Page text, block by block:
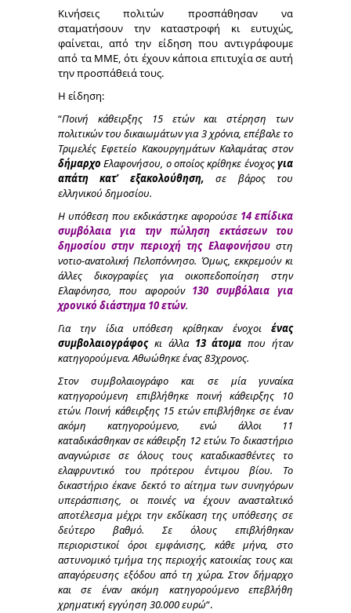
Κινήσεις πολιτών προσπάθησαν να
σταματήσουν την καταστροφή κι ευτυχώς,
φαίνεται, από την είδηση που αντιγράφουμε
από τα ΜΜΕ, ότι έχουν κάποια επιτυχία σε αυτή
την προσπάθειά τους.
Η είδηση:
“Ποινή κάθειρξης 15 ετών και στέρηση των
πολιτικών του δικαιωμάτων για 3 χρόνια, επέβαλε το
Τριμελές Εφετείο Κακουργημάτων Καλαμάτας στον
δήμαρχο Ελαφονήσου, ο οποίος κρίθηκε ένοχοςγια
απάτη κατ’ εξακολούθηση, σε βάρος του
ελληνικού δημοσίου.
Η υπόθεση που εκδικάστηκε αφορούσε 14 επίδικα
συμβόλαια για την πώληση εκτάσεων του
δημοσίου στην περιοχή της Ελαφονήσου στη
νοτιο-ανατολική Πελοπόννησο. Όμως, εκκρεμούν κι
άλλες δικογραφίες για οικοπεδοποίηση στην
Ελαφόνησο, που αφορούν 130 συμβόλαια για
χρονικό διάστημα 10 ετών.
Για την ίδια υπόθεση κρίθηκαν ένοχοι ένας
συμβολαιογράφοςκι άλλα 13 άτομα που ήταν
κατηγορούμενα. Αθωώθηκε ένας 83χρονος.
Στον συμβολαιογράφο και σε μία γυναίκα
κατηγορούμενη επιβλήθηκε ποινή κάθειρξης 10
ετών. Ποινή κάθειρξης 15 ετών επιβλήθηκε σε έναν
ακόμη κατηγορούμενο, ενώ άλλοι 11
καταδικάσθηκαν σε κάθειρξη 12 ετών. Το δικαστήριο
αναγνώρισε σε όλους τους καταδικασθέντες το
ελαφρυντικό του πρότερου έντιμου βίου. Το
δικαστήριο έκανε δεκτό το αίτημα των συνηγόρων
υπεράσπισης, οι ποινές να έχουν ανασταλτικό
αποτέλεσμα μέχρι την εκδίκαση της υπόθεσης σε
δεύτερο βαθμό. Σε όλους επιβλήθηκαν
περιοριστικοί όροι εμφάνισης, κάθε μήνα, στο
αστυνομικό τμήμα της περιοχής κατοικίας τους και
απαγόρευσης εξόδου από τη χώρα. Στον δήμαρχο
και σε έναν ακόμη κατηγορούμενο επεβλήθη
χρηματική εγγύηση 30.000 ευρώ“.